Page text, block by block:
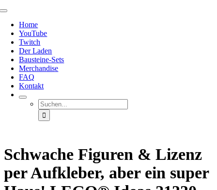
Zum
springen
Toggle
NavigationHome
YouTube
Twitch
Der Laden
Bausteine-Sets
Merchandise
FAQ
Kontakt
Suche
nach:
Schwache Figuren & Lizenz
per Aufkleber, aber ein super